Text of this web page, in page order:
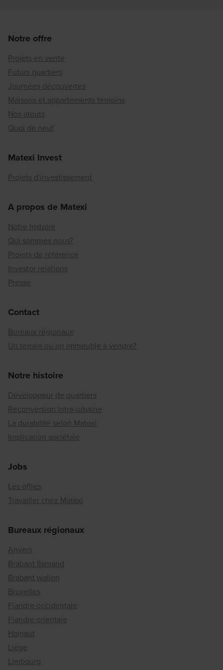
Notre offre
Projets en vente
Futurs quartiers
Journées découvertes
Maisons et appartements témoins
Nos atouts
Quoi de neuf
Matexi Invest
Projets d'investissement
A propos de Matexi
Notre histoire
Qui sommes nous?
Projets de référence
Investor relations
Presse
Contact
Bureaux régionaux
Un terrain ou un immeuble à vendre?
Notre histoire
Développeur de quartiers
Reconversion intra-urbaine
La durabilité selon Matexi
Implication sociétale
Jobs
Les offres
Travailler chez Matexi
Bureaux régionaux
Anvers
Brabant flamand
Brabant wallon
Bruxelles
Flandre occidentale
Flandre orientale
Hainaut
Liège
Limbourg